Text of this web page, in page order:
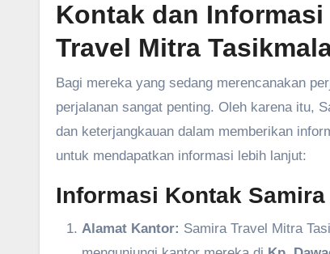
Kontak dan
Travel Mitra
Bagi mereka yang sedang merencanakan
perjalanan sangat penting. Oleh karena itu,
dan keterjangkauan dalam memberikan
untuk mendapatkan informasi lebih lanjut:
Informasi Kontak
Alamat Kantor: Samira Travel Mitra